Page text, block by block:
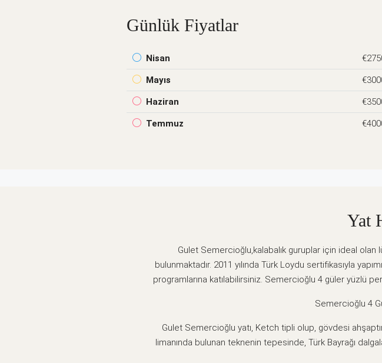
Günlük Fiyatlar
Nisan
Mayıs
Haziran
Temmuz
Yat
Gulet Semercioğlu,kalabalık guruplar için ideal
bulunmaktadır. 2011 yılında Türk Loydu sertifikasıyla
programlarına katılabilirsiniz. Semercioğlu 4 güler yüzlü
Semercioğlu 4
Gulet Semercioğlu yatı, Ketch tipli olup, gövdesi
limanında bulunan teknenin tepesinde, Türk Bayrağı